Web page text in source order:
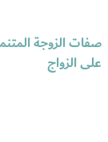
صفات الزوجة
على الزواج